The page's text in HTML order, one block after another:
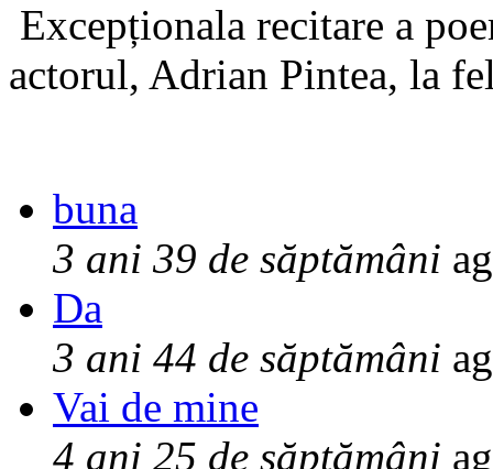
Excepționala recitare a
actorul, Adrian Pintea, la
buna
3 ani 39 de săptămâni
Da
3 ani 44 de săptămâni
Vai de mine
4 ani 25 de săptămâni